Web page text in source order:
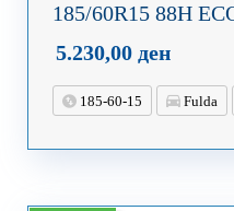
185/60R15 88H
5.230,00 ден
185-60-15 Fulda